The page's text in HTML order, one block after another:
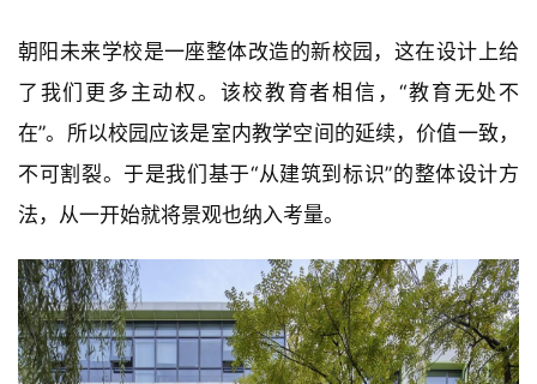
朝阳未来学校是一座整体改造的新校园，这在设计上给
了我们更多主动权。该校教育者相信，“教育无处不
在”。所以校园应该是室内教学空间的延续，价值一致，
不可割裂。于是我们基于“从建筑到标识”的整体设计方
法，从一开始就将景观也纳入考量。